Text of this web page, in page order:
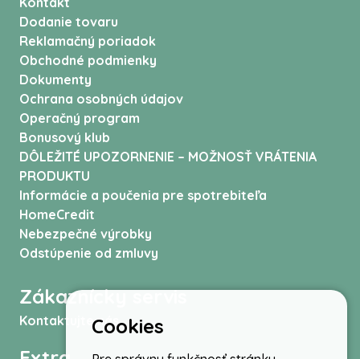
Dodanie tovaru
Reklamačný poriadok
Obchodné podmienky
Dokumenty
Ochrana osobných údajov
Operačný program
Bonusový klub
DÔLEŽITÉ UPOZORNENIE – MOŽNOSŤ VRÁTENIA
PRODUKTU
Informácie a poučenia pre spotrebiteľa
HomeCredit
Nebezpečné výrobky
Odstúpenie od zmluvy
Zákaznícky servis
Kontaktujte násCookies